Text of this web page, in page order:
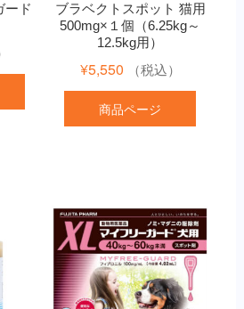
ード
ブラベクトスポット 猫用
500mg×１個（6.25kg～
12.5kg用）
¥5,550 （税込）
商品ページ